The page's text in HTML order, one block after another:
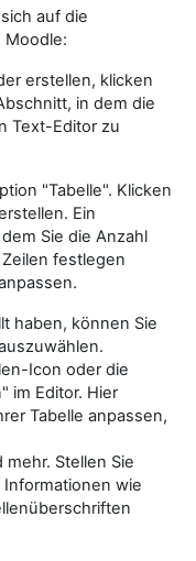
auf die
Moodle:
erstellen, klicken
in dem die
Text-Editor zu
"Tabelle". Klicken
Ein
Sie die Anzahl
festlegen
haben, können Sie
Icon oder die
im Editor. Hier
Tabelle anpassen,
Stellen Sie
Informationen wie